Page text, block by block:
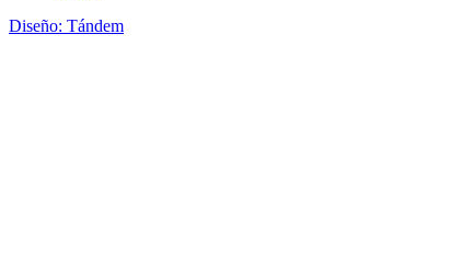
Diseño: Tándem